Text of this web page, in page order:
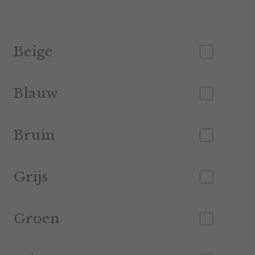
Beige
Blauw
Bruin
Grijs
Groen